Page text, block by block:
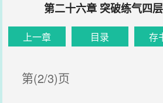
第二十六章 突破练气四
上一章 目录 存
第(2/3)页